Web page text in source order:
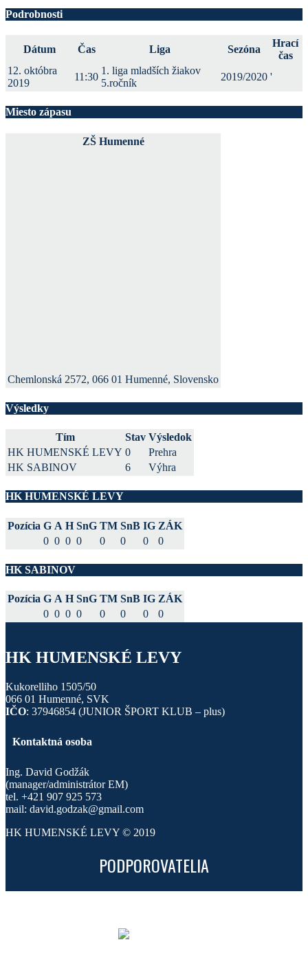
Podrobnosti
Dátum Čas Liga Sezóna
Hrací
čas
12. októbra
2019
11:30
1. liga mladších žiakov
5.ročník
2019/2020 '
Miesto zápasu
ZŠ Humenné
Chemlonská 2572, 066 01 Humenné, Slovensko
Výsledky
Tím Stav Výsledok
HK HUMENSKÉ LEVY 0
Prehra
HK SABINOV
6 Výhra
HK HUMENSKÉ LEVY
Pozícia G A H SnG TM SnB IG ZÁK
0 0 0 0 0 0 0 0
HK SABINOV
Pozícia G A H SnG TM SnB IG ZÁK
0 0 0 0 0 0 0 0
HK HUMENSKÉ LEVY
Kukorelliho 1505/50
066 01 Humenné, SVK
IČO: 37946854 (JUNIOR ŠPORT KLUB – plus)
Kontaktná osoba
Ing. David Godžák
(manager/administrátor EM)
tel. +421 907 925 573
mail: david.godzak@gmail.com
HK HUMENSKÉ LEVY © 2019
PODPOROVATELIA